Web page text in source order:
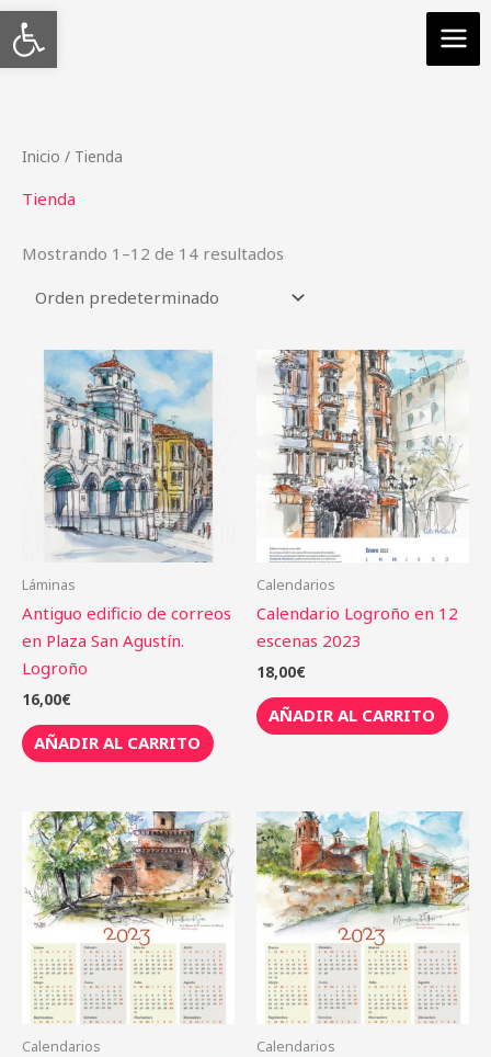
Abrir barra de herramientas
Ir
contenido
Inicio / Tienda
Tienda
Mostrando 1–12 de 14 resultados
Láminas
Antiguo edificio de correos
en Plaza San Agustín.
Logroño
16,00€
AÑADIR AL CARRITO
Calendarios
Calendario Logroño en 12
escenas 2023
18,00€
AÑADIR AL CARRITO
Calendarios Calendarios